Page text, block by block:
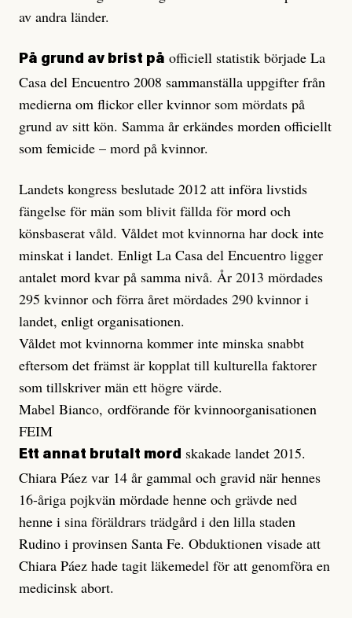
av andra länder.
På grund av brist på officiell statistik började La
Casa del Encuentro 2008 sammanställa uppgifter från
medierna om flickor eller kvinnor som mördats på
grund av sitt kön. Samma år erkändes morden officiellt
som femicide – mord på kvinnor.
Landets kongress beslutade 2012 att införa livstids
fängelse för män som blivit fällda för mord och
könsbaserat våld. Våldet mot kvinnorna har dock inte
minskat i landet. Enligt La Casa del Encuentro ligger
antalet mord kvar på samma nivå. År 2013 mördades
295 kvinnor och förra året mördades 290 kvinnor i
landet, enligt organisationen.
Våldet mot kvinnorna kommer inte minska snabbt
eftersom det främst är kopplat till kulturella faktorer
som tillskriver män ett högre värde.
Mabel Bianco, ordförande för kvinnoorganisationen
FEIM
Ett annat brutalt mord skakade landet 2015.
Chiara Páez var 14 år gammal och gravid när hennes
16-åriga pojkvän mördade henne och grävde ned
henne i sina föräldrars trädgård i den lilla staden
Rudino i provinsen Santa Fe. Obduktionen visade att
Chiara Páez hade tagit läkemedel för att genomföra en
medicinsk abort.